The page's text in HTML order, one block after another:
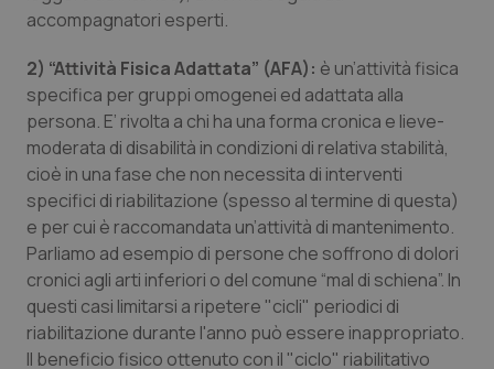
accompagnatori esperti.
2) “Attività Fisica Adattata” (AFA): è un’attività fisica
specifica per gruppi omogenei ed adattata alla
persona. E’ rivolta a chi ha una forma cronica e lieve-
moderata di disabilità in condizioni di relativa stabilità,
cioè in una fase che non necessita di interventi
specifici di riabilitazione (spesso al termine di questa)
e per cui è raccomandata un’attività di mantenimento.
Parliamo ad esempio di persone che soffrono di dolori
cronici agli arti inferiori o del comune “mal di schiena”. In
questi casi limitarsi a ripetere "cicli" periodici di
riabilitazione durante l'anno può essere inappropriato.
Il beneficio fisico ottenuto con il "ciclo" riabilitativo